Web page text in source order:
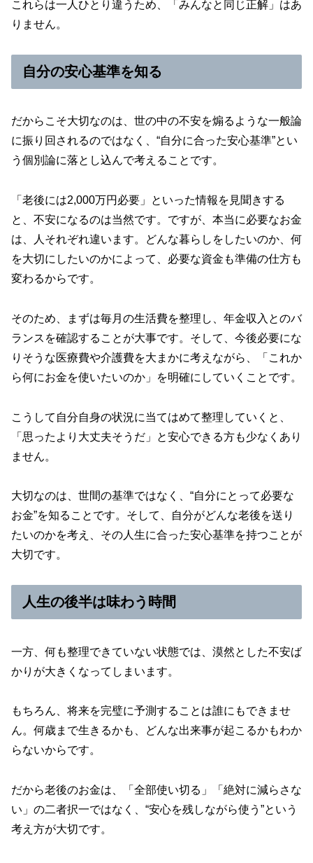
これらは一人ひとり違うため、「みんなと同じ正解」はあ
りません。
自分の安心基準を知る
だからこそ大切なのは、世の中の不安を煽るような一般論
に振り回されるのではなく、“自分に合った安心基準”とい
う個別論に落とし込んで考えることです。
「老後には2,000万円必要」といった情報を見聞きする
と、不安になるのは当然です。ですが、本当に必要なお金
は、人それぞれ違います。どんな暮らしをしたいのか、何
を大切にしたいのかによって、必要な資金も準備の仕方も
変わるからです。
そのため、まずは毎月の生活費を整理し、年金収入とのバ
ランスを確認することが大事です。そして、今後必要にな
りそうな医療費や介護費を大まかに考えながら、「これか
ら何にお金を使いたいのか」を明確にしていくことです。
こうして自分自身の状況に当てはめて整理していくと、
「思ったより大丈夫そうだ」と安心できる方も少なくあり
ません。
大切なのは、世間の基準ではなく、“自分にとって必要な
お金”を知ることです。そして、自分がどんな老後を送り
たいのかを考え、その人生に合った安心基準を持つことが
大切です。
人生の後半は味わう時間
一方、何も整理できていない状態では、漠然とした不安ば
かりが大きくなってしまいます。
もちろん、将来を完璧に予測することは誰にもできませ
ん。何歳まで生きるかも、どんな出来事が起こるかもわか
らないからです。
だから老後のお金は、「全部使い切る」「絶対に減らさな
い」の二者択一ではなく、“安心を残しながら使う”という
考え方が大切です。